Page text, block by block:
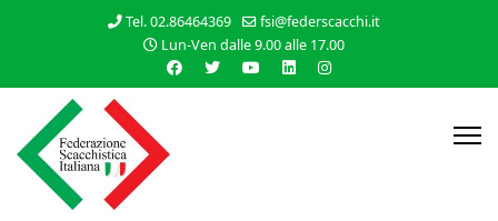
Tel. 02.86464369
fsi@federscacchi.it
Lun-Ven dalle 9.00 alle 17.00